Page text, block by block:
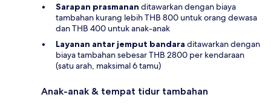
Sarapan prasmanan ditawarkan dengan biaya
tambahan kurang lebih THB 800 untuk orang dewasa
dan THB 400 untuk anak-anak
Layanan antar jemput bandara ditawarkan dengan
biaya tambahan sebesar THB 2800 per kendaraan
(satu arah, maksimal 6 tamu)
Anak-anak & tempat tidur tambahan